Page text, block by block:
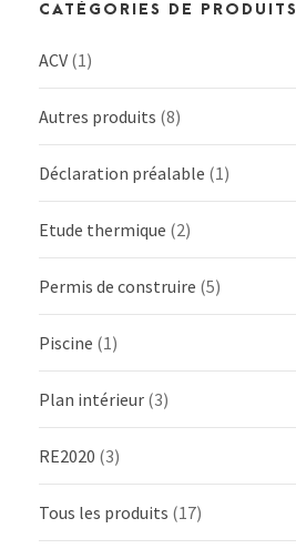
CATÉGORIES DE PRODUITS
ACV (1)
Autres produits (8)
Déclaration préalable (1)
Etude thermique (2)
Permis de construire (5)
Piscine (1)
Plan intérieur (3)
RE2020 (3)
Tous les produits (17)